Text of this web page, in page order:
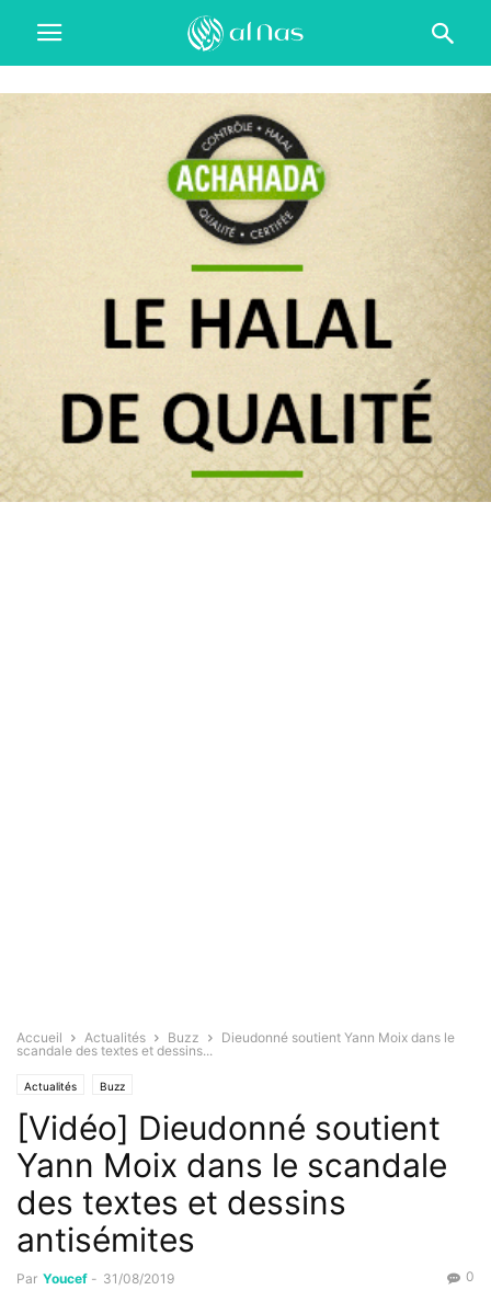
Accueil Actualités Buzz
Dieudonné soutient Yann Moix dans le
scandale des textes et dessins...
Actualités Buzz
[Vidéo] Dieudonné soutient
Yann Moix dans le scandale
des textes et dessins
antisémites
Par Youcef - 31/08/2019 0